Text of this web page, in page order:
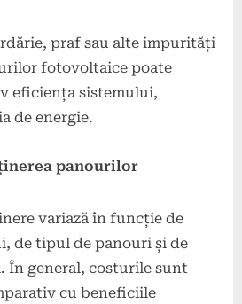
praf sau alte impurități
fotovoltaice poate
eficiența sistemului,
de energie.
panourilor
variază în funcție de
de tipul de panouri și de
În general, costurile sunt
cu beneficiile